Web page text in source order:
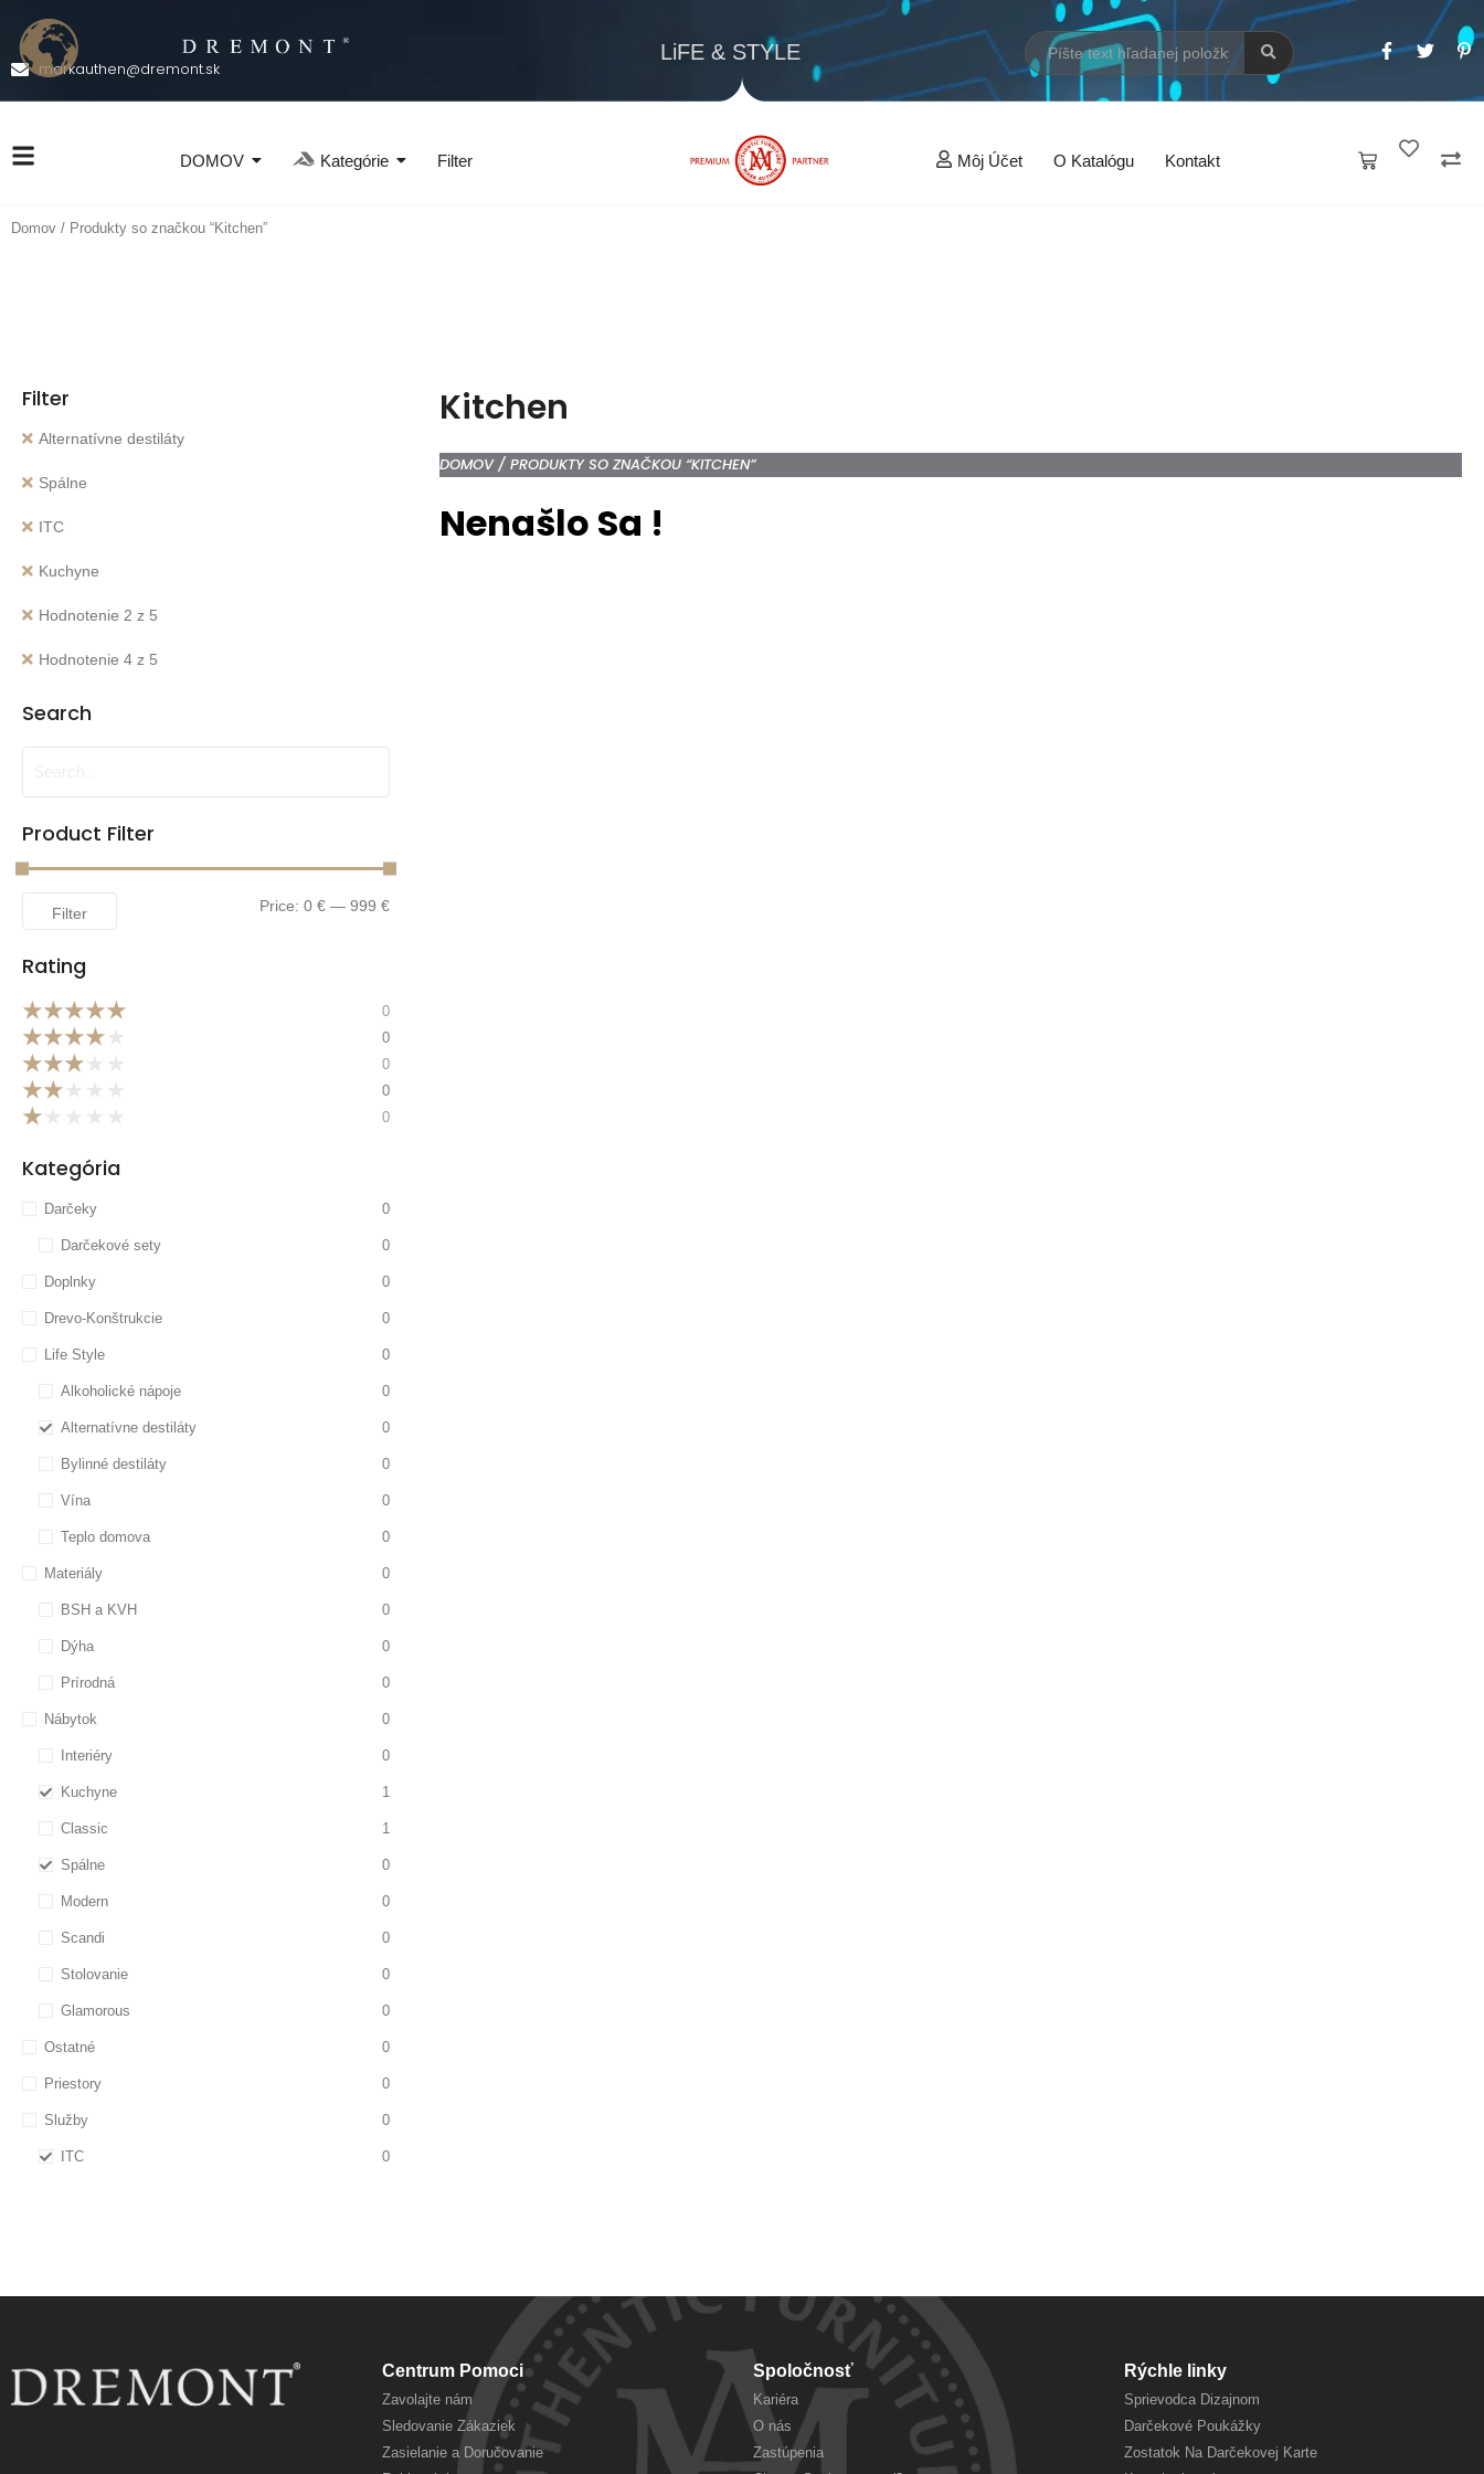
markauthen@dremont.sk
LiFE & STYLE
DOMOV Kategórie Filter Môj Účet O Katalógu Kontakt
Domov / Produkty so značkou “Kitchen”
Filter
Alternatívne destiláty
Spálne
ITC
Kuchyne
Hodnotenie 2 z 5
Hodnotenie 4 z 5
Search
Product Filter
Filter Price:0 € —999 €
Rating
★★★★★ 0
★★★★ 0
★★★ 0
★★ 0
★ 0
Kategória
Darčeky 0
Darčekové sety 0
Doplnky 0
Drevo-Konštrukcie 0
Life Style 0
Alkoholické nápoje 0
Alternatívne destiláty 0
Bylinné destiláty 0
Vína 0
Teplo domova 0
Materiály 0
BSH a KVH 0
Dýha 0
Prírodná 0
Nábytok 0
Interiéry 0
Kuchyne 1
Classic 1
Spálne 0
Modern 0
Scandi 0
Stolovanie 0
Glamorous 0
Ostatné 0
Priestory 0
Služby 0
ITC 0
Kitchen
DOMOV/ PRODUKTY SO ZNAČKOU “KITCHEN”
Nenašlo Sa !
Centrum Pomoci
Zavolajte nám
Sledovanie Zákaziek
Zasielanie a Doručovanie
Spoločnosť
Kariéra
O nás
Zastúpenia
Rýchle linky
Sprievodca Dizajnom
Darčekové Poukážky
Zostatok Na Darčekovej Karte